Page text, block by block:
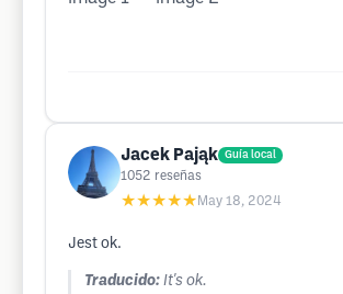
Jacek Pająk Guía local
1052 reseñas
★★★★★ May 18, 2024
Jest ok.
Traducido: It's ok.